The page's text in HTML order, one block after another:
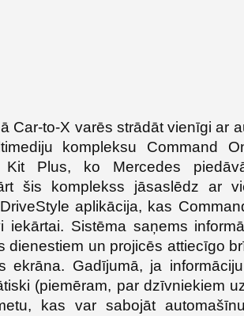
Car-to-X varēs strādāt vienīgi ar
kompleksu Command
Kit Plus, ko Mercedes
šis komplekss jāsaslēdz ar
aplikācija, kas
iekārtai. Sistēma saņems
dienestiem un projicēs attiecīgo
ekrāna. Gadījumā, ja
(piemēram, par dzīvniekiem
kas var sabojāt